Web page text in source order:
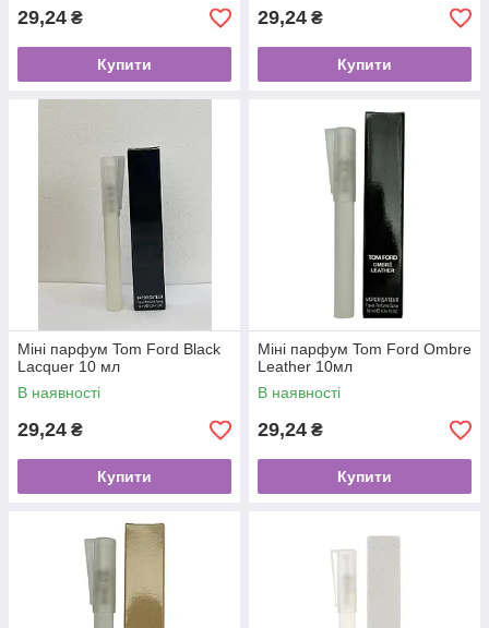
29,24 ₴
Купити
29,24 ₴
Купити
Міні парфум Tom Ford Black
Lacquer 10 мл
В наявності
29,24 ₴
Купити
Міні парфум Tom Ford Ombre
Leather 10мл
В наявності
29,24 ₴
Купити